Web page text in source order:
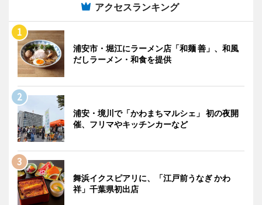
アクセスランキング
浦安市・堀江にラーメン店「和麺 善」、和風
だしラーメン・和食を提供
浦安・境川で「かわまちマルシェ」 初の夜開
催、フリマやキッチンカーなど
舞浜イクスピアリに、「江戸前うなぎ かわ
祥」千葉県初出店